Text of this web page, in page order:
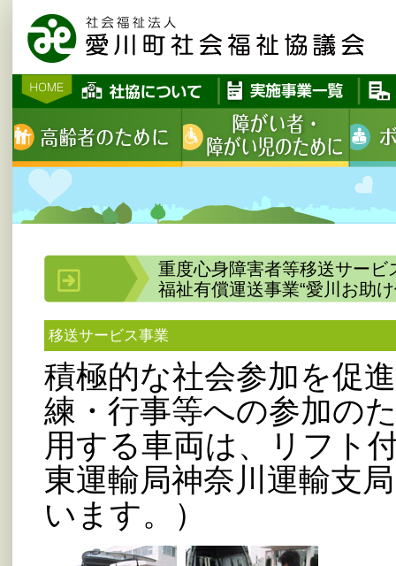
重度心身障害者等移送サー
福祉有償運送事業“愛川お助
移送サービス事業
積極的な社会参加を促
練・行事等への参加の
用する車両は、リフト
東運輸局神奈川運輸支
います。）